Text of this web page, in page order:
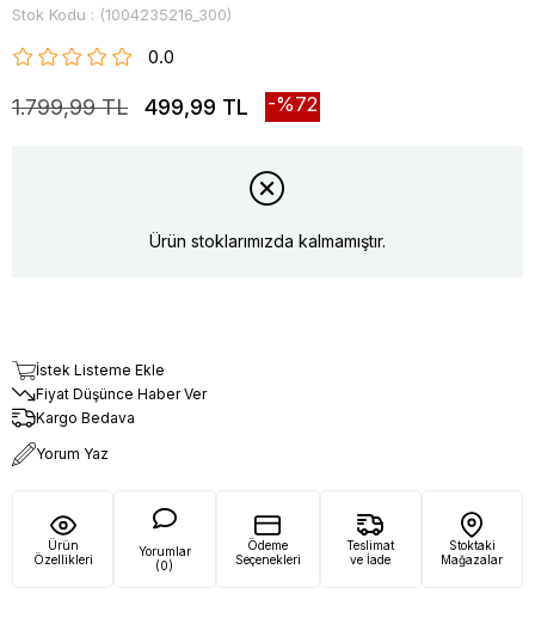
Stok Kodu (1004235216_300)
0.0
1.799,99 TL 499,99 TL 72
Ürün stoklarımızda kalmamıştır.
İstek Listeme Ekle
Fiyat Düşünce Haber Ver
Kargo Bedava
Yorum Yaz
Ürün
Özellikleri
Yorumlar
(0)
Ödeme
Seçenekleri
Teslimat
ve İade
Stoktaki
Mağazalar